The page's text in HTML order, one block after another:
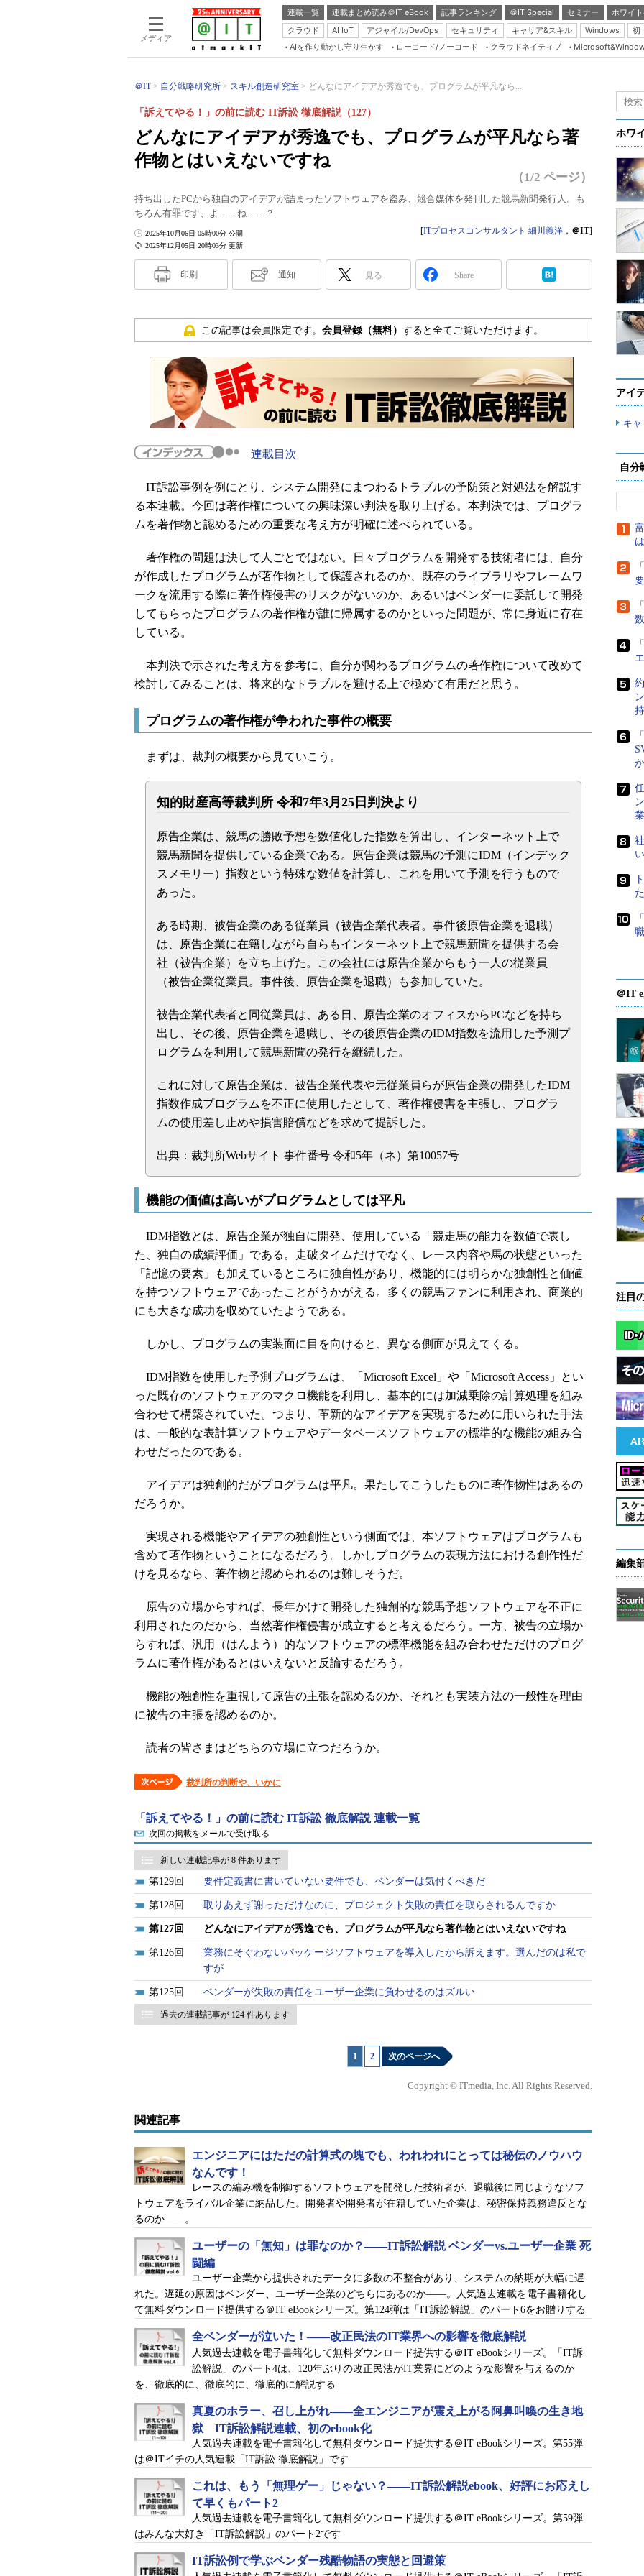
メディア
連載一覧 連載まとめ読み＠IT eBook 記事ランキング ＠IT Special セミナー
ホワイ
クラウド
AI IoT アジャイル/DevOps セキュリティ キャリア&スキル Windows
初
Server & Storage
Java Agile
Database Expert
Master of IP Network
Security & Trust
Test & Tools
Insider.NET
AIを作り動かし守り生かす ローコード/ノーコード クラウドネイティブ
＠IT 自分戦略研究所 スキル創造研究室 どんなにアイデアが秀逸でも、プログラムが平凡なら...
どんなにアイデアが秀逸でも、プログラムが平凡なら著
作物とはいえないですね
「訴えてやる！」の前に読む IT訴訟 徹底解説（127）
（1/2 ページ）
持ち出したPCから独自のアイデアが詰まったソフトウェアを盗み、競合媒体を発刊した競馬新聞発行人。も
ちろん有罪です、よ……ね……？
2025年12月05日 20時03分 更新
2025年10月06日 05時00分 公開 [ITプロセスコンサルタント 細川義洋 ， ＠IT]
印刷 通知 見る Share
この記事は会員限定です。 会員登録（無料） すると全てご覧いただけます。
連載目次
IT訴訟事例を例にとり、システム開発にまつわるトラブルの予防策と対処法を解説す
る本連載。今回は著作権についての興味深い判決を取り上げる。本判決では、プログラ
ムを著作物と認めるための重要な考え方が明確に述べられている。
著作権の問題は決して人ごとではない。日々プログラムを開発する技術者には、自分
が作成したプログラムが著作物として保護されるのか、既存のライブラリやフレームワ
ークを流用する際に著作権侵害のリスクがないのか、あるいはベンダーに委託して開発
してもらったプログラムの著作権が誰に帰属するのかといった問題が、常に身近に存在
している。
本判決で示された考え方を参考に、自分が関わるプログラムの著作権について改めて
検討してみることは、将来的なトラブルを避ける上で極めて有用だと思う。
プログラムの著作権が争われた事件の概要
まずは、裁判の概要から見ていこう。
知的財産高等裁判所 令和7年3月25日判決より
原告企業は、競馬の勝敗予想を数値化した指数を算出し、インターネット上で
競馬新聞を提供している企業である。原告企業は競馬の予測にIDM（インデック
スメモリー）指数という特殊な数値を計算し、これを用いて予測を行うもので
あった。
ある時期、被告企業のある従業員（被告企業代表者。事件後原告企業を退職）
は、原告企業に在籍しながら自らもインターネット上で競馬新聞を提供する会
社（被告企業）を立ち上げた。この会社には原告企業からもう一人の従業員
（被告企業従業員。事件後、原告企業を退職）も参加していた。
被告企業代表者と同従業員は、ある日、原告企業のオフィスからPCなどを持ち
出し、その後、原告企業を退職し、その後原告企業のIDM指数を流用した予測プ
ログラムを利用して競馬新聞の発行を継続した。
これに対して原告企業は、被告企業代表や元従業員らが原告企業の開発したIDM
指数作成プログラムを不正に使用したとして、著作権侵害を主張し、プログラ
ムの使用差し止めや損害賠償などを求めて提訴した。
出典：裁判所Webサイト 事件番号 令和5年（ネ）第10057号
機能の価値は高いがプログラムとしては平凡
IDM指数とは、原告企業が独自に開発、使用している「競走馬の能力を数値で表し
た、独自の成績評価」である。走破タイムだけでなく、レース内容や馬の状態といった
「記憶の要素」も加えているところに独自性があり、機能的には明らかな独創性と価値
を持つソフトウェアであったことがうかがえる。多くの競馬ファンに利用され、商業的
にも大きな成功を収めていたようである。
しかし、プログラムの実装面に目を向けると、異なる側面が見えてくる。
IDM指数を使用した予測プログラムは、「Microsoft Excel」や「Microsoft Access」とい
った既存のソフトウェアのマクロ機能を利用し、基本的には加減乗除の計算処理を組み
合わせて構築されていた。つまり、革新的なアイデアを実現するために用いられた手法
は、一般的な表計算ソフトウェアやデータベースソフトウェアの標準的な機能の組み合
わせだったのである。
アイデアは独創的だがプログラムは平凡。果たしてこうしたものに著作物性はあるの
だろうか。
実現される機能やアイデアの独創性という側面では、本ソフトウェアはプログラムも
含めて著作物ということになるだろう。しかしプログラムの表現方法における創作性だ
けを見るなら、著作物と認められるのは難しそうだ。
原告の立場からすれば、長年かけて開発した独創的な競馬予想ソフトウェアを不正に
利用されたのだから、当然著作権侵害が成立すると考えるだろう。一方、被告の立場か
らすれば、汎用（はんよう）的なソフトウェアの標準機能を組み合わせただけのプログ
ラムに著作権があるとはいえないと反論するだろう。
機能の独創性を重視して原告の主張を認めるのか、それとも実装方法の一般性を理由
に被告の主張を認めるのか。
読者の皆さまはどちらの立場に立つだろうか。
裁判所の判断や、いかに
「訴えてやる！」の前に読む IT訴訟 徹底解説 連載一覧
次回の掲載をメールで受け取る
新しい連載記事が 8 件あります
129 要件定義書に書いていない要件でも、ベンダーは気付くべきだ
128 取りあえず謝っただけなのに、プロジェクト失敗の責任を取らされるんですか
127 どんなにアイデアが秀逸でも、プログラムが平凡なら著作物とはいえないですね
126
業務にそぐわないパッケージソフトウェアを導入したから訴えます。選んだのは私で
すが
125 ベンダーが失敗の責任をユーザー企業に負わせるのはズルい
過去の連載記事が 124 件あります
1 2 次のページへ
Copyright © ITmedia, Inc. All Rights Reserved.
関連記事
エンジニアにはただの計算式の塊でも、われわれにとっては秘伝のノウハウ
なんです！
レースの編み機を制御するソフトウェアを開発した技術者が、退職後に同じようなソフ
トウェアをライバル企業に納品した。開発者や開発者が在籍していた企業は、秘密保持義務違反とな
るのか――。
ユーザーの「無知」は罪なのか？――IT訴訟解説 ベンダーvs.ユーザー企業 死
闘編
ユーザー企業から提供されたデータに多数の不整合があり、システムの納期が大幅に遅
れた。遅延の原因はベンダー、ユーザー企業のどちらにあるのか――。人気過去連載を電子書籍化し
て無料ダウンロード提供する＠IT eBookシリーズ。第124弾は「IT訴訟解説」のパート6をお贈りする
全ベンダーが泣いた！――改正民法のIT業界への影響を徹底解説
人気過去連載を電子書籍化して無料ダウンロード提供する＠IT eBookシリーズ。「IT訴
訟解説」のパート4は、120年ぶりの改正民法がIT業界にどのような影響を与えるのか
を、徹底的に、徹底的に、徹底的に解説する
真夏のホラー、召し上がれ――全エンジニアが震え上がる阿鼻叫喚の生き地
獄 IT訴訟解説連載、初のebook化
人気過去連載を電子書籍化して無料ダウンロード提供する＠IT eBookシリーズ。第55弾
は＠ITイチの人気連載「IT訴訟 徹底解説」です
これは、もう「無理ゲー」じゃない？――IT訴訟解説ebook、好評にお応えし
て早くもパート2
人気過去連載を電子書籍化して無料ダウンロード提供する＠IT eBookシリーズ。第59弾
はみんな大好き「IT訴訟解説」のパート2です
IT訴訟例で学ぶベンダー残酷物語の実態と回避策
ホワ
アイ
キ
自分
か
＠IT
注目
編集